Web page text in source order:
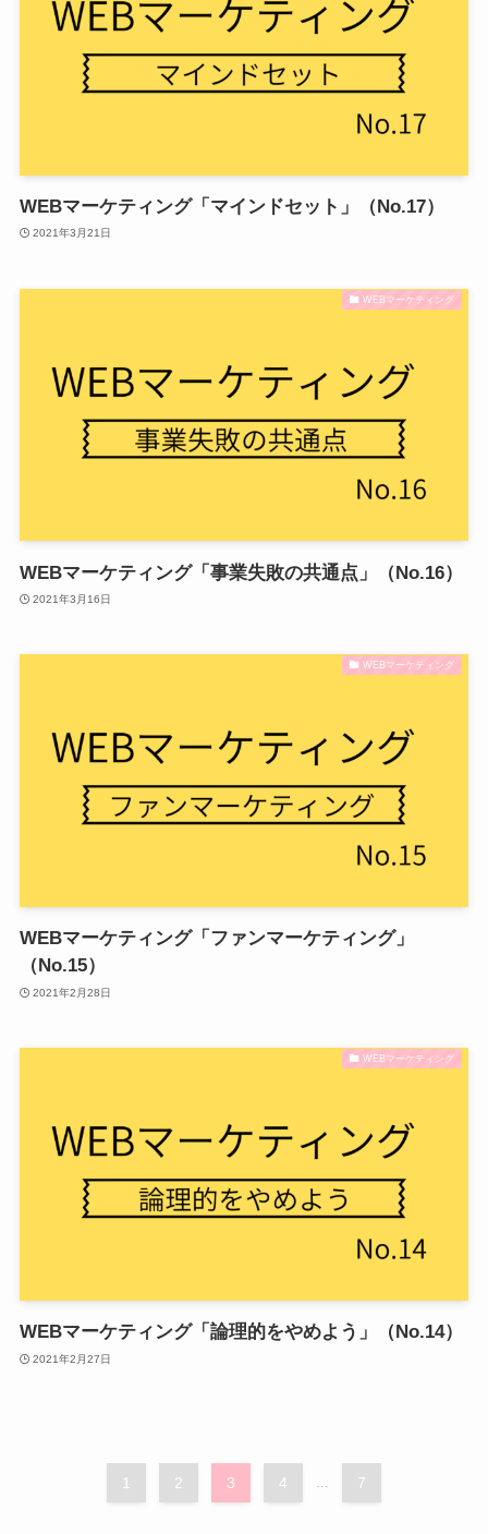
WEBマーケティング「マインドセット」（No.17）
2021年3月21日
WEBマーケティング
WEBマーケティング「事業失敗の共通点」（No.16）
2021年3月16日
WEBマーケティング
WEBマーケティング「ファンマーケティング」
（No.15）
2021年2月28日
WEBマーケティング
WEBマーケティング「論理的をやめよう」（No.14）
2021年2月27日
1 2 3 4 7